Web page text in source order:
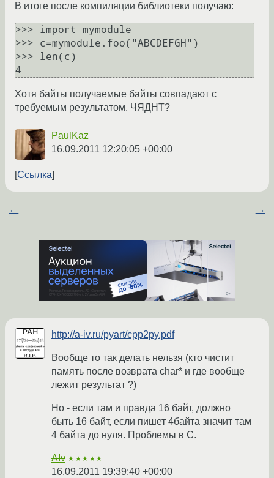
В итоге после компиляции библиотеки получаю:
>>> import mymodule
>>> c=mymodule.foo("ABCDEFGH")
>>> len(c)
Хотя байты получаемые байты совпадают с
требуемым результатом. ЧЯДНТ?
PaulKaz
16.09.2011 12:20:05 +00:00
Ссылка
← →
http://a-iv.ru/pyart/cpp2py.pdf
Вообще то так делать нельзя (кто чистит
память после возврата char* и где вообще
лежит результат ?)
Но - если там и правда 16 байт, должно
быть 16 байт, если пишет 4байта значит там
4 байта до нуля. Проблемы в С.
AIv ★★★★★
16.09.2011 19:39:40 +00:00